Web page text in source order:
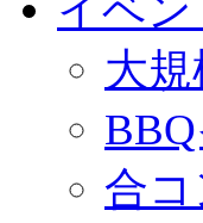
イベン
大規
合コ